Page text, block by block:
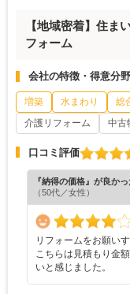
【地域密着】住ま
フォーム
会社の特徴・得意分野
増築 水まわり 総
介護リフォーム
中古
口コミ評価
『納得の価格』が良かっ
（50代／女性）
リフォームをお願い
こちらは見積もり金
いと感じました。